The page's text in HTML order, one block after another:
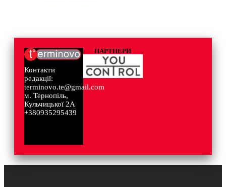
Контакти
редакції:
terminovo.te@gmail.com
м. Тернопіль,
Кульчицької 2А
+380935295439
ПАРТНЕРИ